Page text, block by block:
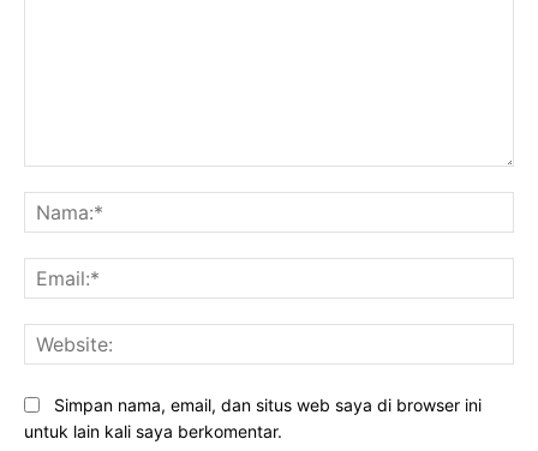
Simpan nama, email, dan situs web saya di browser ini
untuk lain kali saya berkomentar.